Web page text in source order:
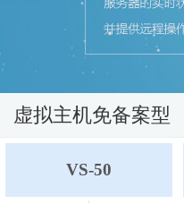
虚拟主机免备案型
VS-50